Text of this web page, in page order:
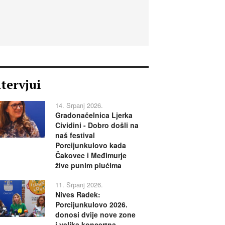
14. Srpanj 2026.
Gradonačelnica Ljerka
Cividini - Dobro došli na
naš festival
Porcijunkulovo kada
Čakovec i Međimurje
žive punim plućima
11. Srpanj 2026.
Nives Radek:
Porcijunkulovo 2026.
donosi dvije nove zone